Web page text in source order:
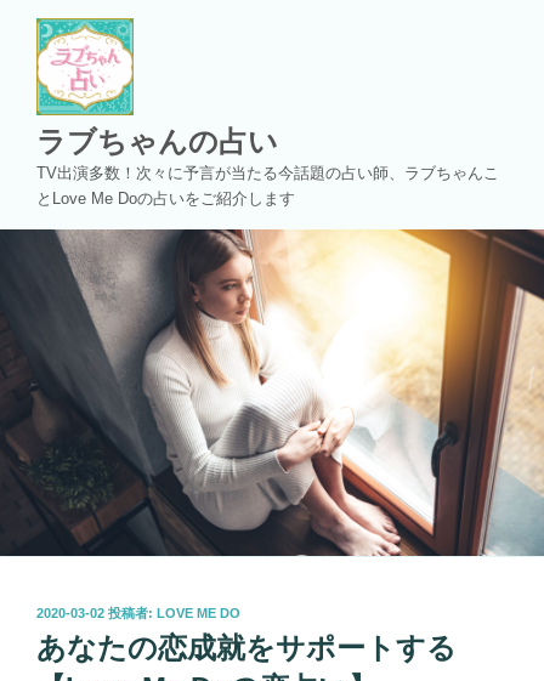
ラブちゃんの占い
TV出演多数！次々に予言が当たる今話題の占い師、ラブちゃんこ
とLove Me Doの占いをご紹介します
投
稿
日:
2020-03-02 投稿者: LOVE ME DO
あなたの恋成就をサポートする